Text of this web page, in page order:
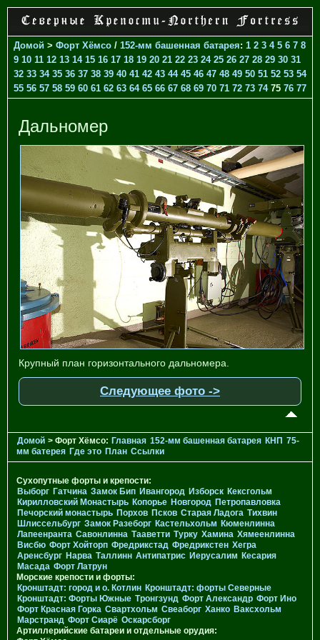
Домой > Форт Хёмсо / 152-мм башенная батарея: 1 2 3 4 5 6 7 8
9 10 11 12 13 14 15 16 17 18 19 20 21 22 23 24 25 26 27 28 29 30 31
32 33 34 35 36 37 38 39 40 41 42 43 44 45 46 47 48 49 50 51 52 53 54
55 56 57 58 59 60 61 62 63 64 65 66 67 68 69 70 71 72 73 7475 76 77
Дальномер
Крупный план горизонтального дальномера.
Следующее фото ->
Домой > Форт Хёмсо: Главная 152-мм башенная батарея КНП 75-
мм батерея Где это План Ссылки
Сухопутные форты и крепости:
Выборг Гатчина Замок Бип Ивангород Изборск Кексгольм
Кирилловский Монастырь Копорье Новгород Петропавловка
Печорcкий монастырь Порхов Псков Старая Ладога Тихвин
Шлиссельбург Замок Разеборг Кастельхольм Кюменлинна
Лапеенранта Савонлинна Тааветти Турку Хамина Хямеенлинна
Висбю Форт Хойторп Фредрикстад Фредрикстен Хегра
Аренсбург Нарва Таллинн Антипатрис Иерусалим Кесария
Масада Форт Латрун
Морские крепости и форты:
Кронштадт: город и о. Котлин Кронштадт: форты Северные
Кронштадт: Форты Южные Тронгзунд Форт Александр Форт Ино
Форт Красная Горка Свартхольм Свеаборг Ханко Ваксхольм
Марстранд Форт Сиарё Оскарсборг
Артиллерийские батареи и отдельные орудия: